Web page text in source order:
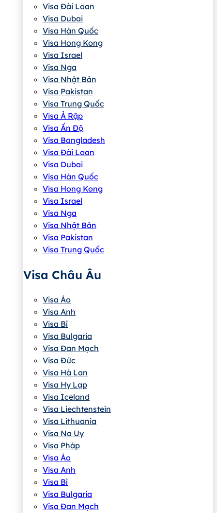
Visa Đài Loan
Visa Dubai
Visa Hàn Quốc
Visa Hong Kong
Visa Israel
Visa Nga
Visa Nhật Bản
Visa Pakistan
Visa Trung Quốc
Visa Ả Rập
Visa Ấn Độ
Visa Bangladesh
Visa Đài Loan
Visa Dubai
Visa Hàn Quốc
Visa Hong Kong
Visa Israel
Visa Nga
Visa Nhật Bản
Visa Pakistan
Visa Trung Quốc
Visa Châu Âu
Visa Áo
Visa Anh
Visa Bỉ
Visa Bulgaria
Visa Đan Mạch
Visa Đức
Visa Hà Lan
Visa Hy Lạp
Visa Iceland
Visa Liechtenstein
Visa Lithuania
Visa Na Uy
Visa Pháp
Visa Áo
Visa Anh
Visa Bỉ
Visa Bulgaria
Visa Đan Mạch